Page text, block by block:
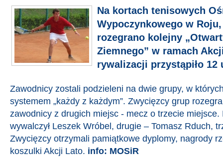
Na kortach tenisowych
Wypoczynkowego w
rozegrano kolejny
Ziemnego” w ramach
rywalizacji przystąpiło 12
Zawodnicy zostali podzieleni na dwie grupy, w
systemem „każdy z każdym”. Zwycięzcy grup
zawodnicy z drugich miejsc - mecz o trzecie miejsce.
wywalczył Leszek Wróbel, drugie – Tomasz Rduch,
Zwycięzcy otrzymali pamiątkowe dyplomy, nagrody
koszulki Akcji Lato. info: MOSiR